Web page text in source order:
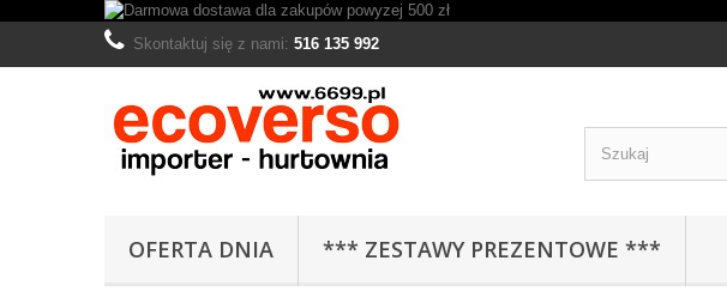
Skontaktuj się z nami: 516 135 992
OFERTA DNIA *** ZESTAWY PREZENTOWE ***